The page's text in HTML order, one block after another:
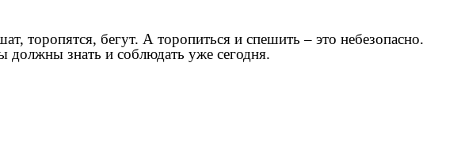
бегут. А торопиться и спешить – это небезопасно.
знать и соблюдать уже сегодня.